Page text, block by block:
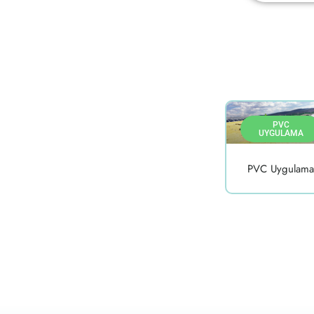
PVC
UYGULAMA
PVC Uygulama